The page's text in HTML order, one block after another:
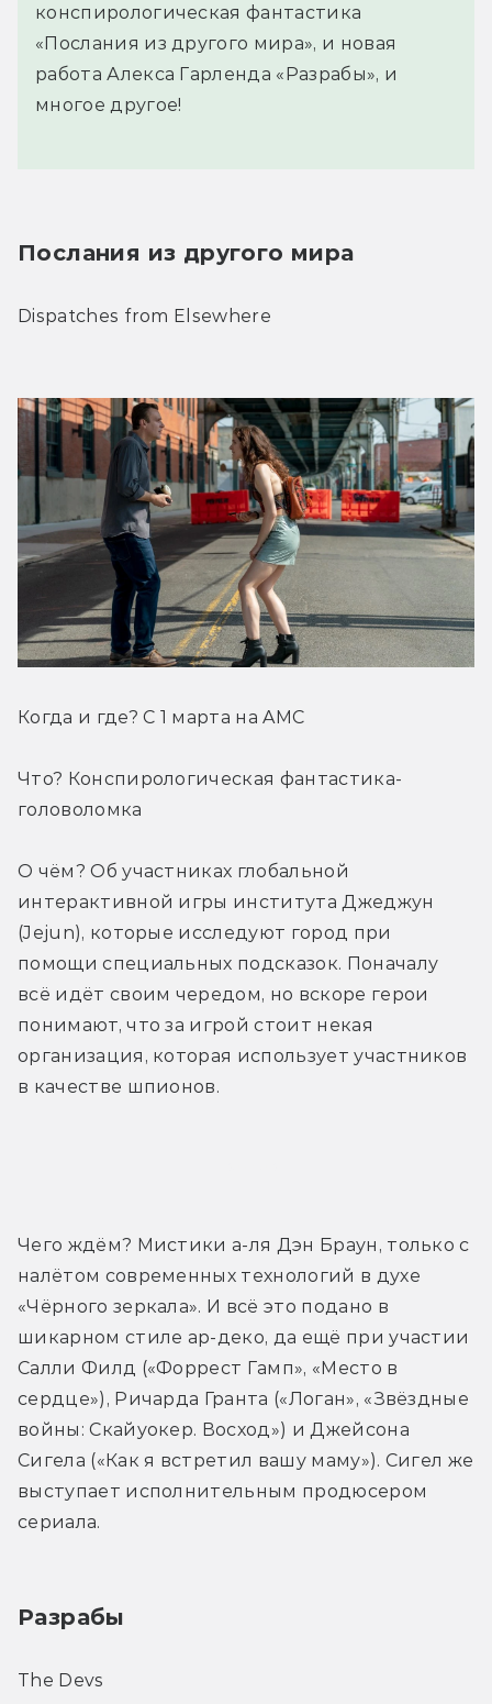
конспирологическая фантастика
«Послания из другого мира», и новая
работа Алекса Гарленда «Разрабы», и
многое другое!
Послания из другого мира
Dispatches from Elsewhere
Когда и где? С 1 марта на AMC
Что? Конспирологическая фантастика-
головоломка
О чём? Об участниках глобальной
интерактивной игры института Джeджун
(Jejun), которые исследуют город при
помощи специальных подсказок. Поначалу
всё идёт своим чередом, но вскоре герои
понимают, что за игрой стоит некая
организация, которая использует участников
в качестве шпионов.
Чего ждём? Мистики а-ля Дэн Браун, только с
налётом современных технологий в духе
«Чёрного зеркала». И всё это подано в
шикарном стиле ар-деко, да ещё при участии
Салли Филд («Форрест Гамп», «Место в
сердце»), Ричарда Гранта («Логан», «Звёздные
войны: Скайуокер. Восход») и Джейсона
Сигела («Как я встретил вашу маму»). Сигел же
выступает исполнительным продюсером
сериала.
Разрабы
The Devs